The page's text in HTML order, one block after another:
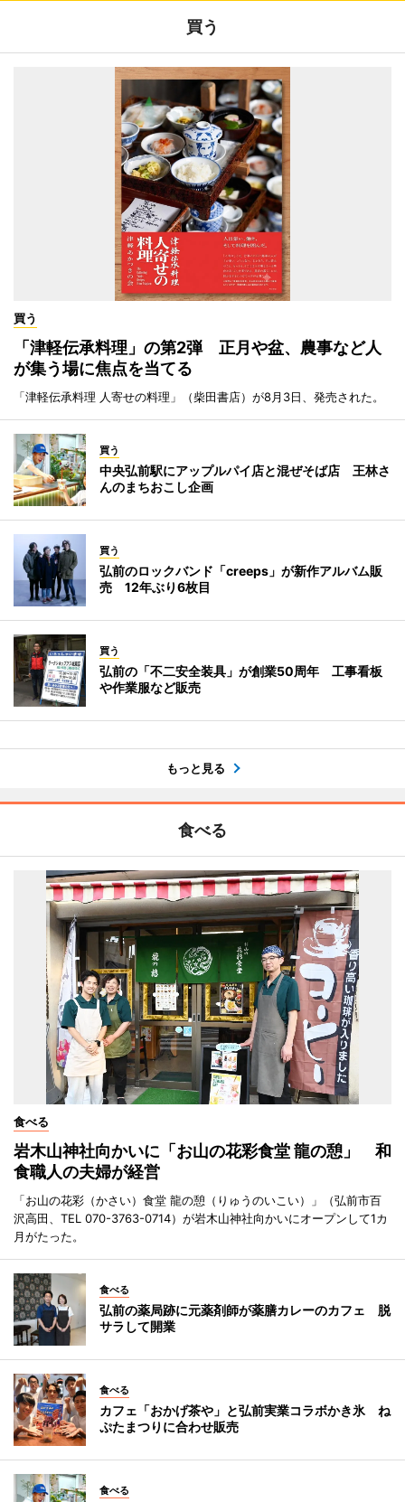
買う
買う
「津軽伝承料理」の第2弾 正月や盆、農事など人
が集う場に焦点を当てる
「津軽伝承料理 人寄せの料理」（柴田書店）が8月3日、発売された。
買う
中央弘前駅にアップルパイ店と混ぜそば店 王林さ
んのまちおこし企画
買う
弘前のロックバンド「creeps」が新作アルバム販
売 12年ぶり6枚目
買う
弘前の「不二安全装具」が創業50周年 工事看板
や作業服など販売
もっと見る
食べる
食べる
岩木山神社向かいに「お山の花彩食堂 龍の憩」 和
食職人の夫婦が経営
「お山の花彩（かさい）食堂 龍の憩（りゅうのいこい）」（弘前市百
沢高田、TEL 070-3763-0714）が岩木山神社向かいにオープンして1カ
月がたった。
食べる
弘前の薬局跡に元薬剤師が薬膳カレーのカフェ 脱
サラして開業
食べる
カフェ「おかげ茶や」と弘前実業コラボかき氷 ね
ぷたまつりに合わせ販売
食べる